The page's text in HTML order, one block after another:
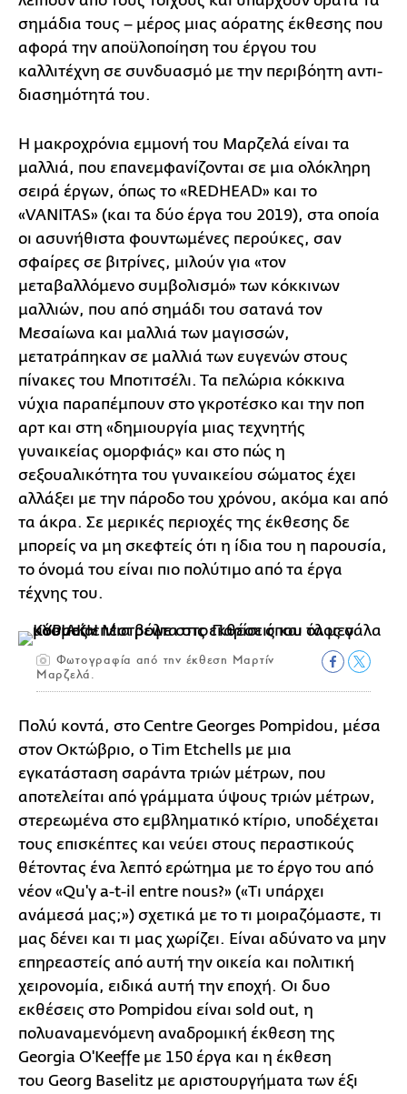
σημάδια τους – μέρος μιας αόρατης έκθεσης που
αφορά την αποϋλοποίηση του έργου του
καλλιτέχνη σε συνδυασμό με την περιβόητη αντι-
διασημότητά του.
Η μακροχρόνια εμμονή του Μαρζελά είναι τα
μαλλιά, που επανεμφανίζονται σε μια ολόκληρη
σειρά έργων, όπως το «REDHEAD» και το
«VANITAS» (και τα δύο έργα του 2019), στα οποία
οι ασυνήθιστα φουντωμένες περούκες, σαν
σφαίρες σε βιτρίνες, μιλούν για «τον
μεταβαλλόμενο συμβολισμό» των κόκκινων
μαλλιών, που από σημάδι του σατανά τον
Mεσαίωνα και μαλλιά των μαγισσών,
μετατράπηκαν σε μαλλιά των ευγενών στους
πίνακες του Μποτιτσέλι. Τα πελώρια κόκκινα
νύχια παραπέμπουν στο γκροτέσκο και την ποπ
αρτ και στη «δημιουργία μιας τεχνητής
γυναικείας ομορφιάς» και στο πώς η
σεξουαλικότητα του γυναικείου σώματος έχει
αλλάξει με την πάροδο του χρόνου, ακόμα και από
τα άκρα. Σε μερικές περιοχές της έκθεσης δε
μπορείς να μη σκεφτείς ότι η ίδια του η παρουσία,
το όνομά του είναι πιο πολύτιμο από τα έργα
τέχνης του.
Φωτογραφία από την έκθεση Μαρτίν
Μαρζελά.
Πολύ κοντά, στο Centre Georges Pompidou, μέσα
στον Οκτώβριο, ο Tim Etchells με μια
εγκατάσταση σαράντα τριών μέτρων, που
αποτελείται από γράμματα ύψους τριών μέτρων,
στερεωμένα στο εμβληματικό κτίριο, υποδέχεται
τους επισκέπτες και νεύει στους περαστικούς
θέτοντας ένα λεπτό ερώτημα με το έργο του από
νέον «Qu'y a-t-il entre nous?» («Τι υπάρχει
ανάμεσά μας;») σχετικά με το τι μοιραζόμαστε, τι
μας δένει και τι μας χωρίζει. Είναι αδύνατο να μην
επηρεαστείς από αυτή την οικεία και πολιτική
χειρονομία, ειδικά αυτή την εποχή. Οι δυο
εκθέσεις στο Pompidou είναι sold out, η
πολυαναμενόμενη αναδρομική έκθεση της
Georgia O'Keeffe με 150 έργα και η έκθεση
του Georg Baselitz με αριστουργήματα των έξι